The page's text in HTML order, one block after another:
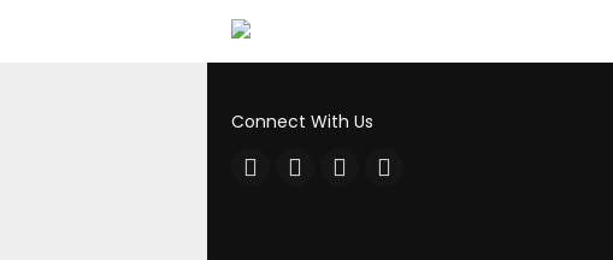
Connect With Us